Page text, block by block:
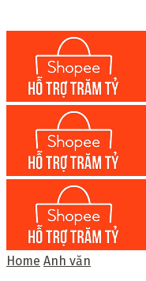
Home Anh văn